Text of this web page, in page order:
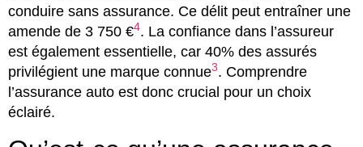
conduire sans assurance. Ce délit peut entraîner une
amende de 3 750 €4. La confiance dans l’assureur
est également essentielle, car 40% des assurés
privilégient une marque connue3. Comprendre
l’assurance auto est donc crucial pour un choix
éclairé.